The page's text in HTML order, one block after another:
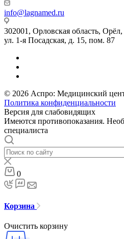
info@lagnamed.ru
302001, Орловская область, Орёл,
ул. 1-я Посадская, д. 15, пом. 87
© 2026 Аспро: Медицинский
Политика конфиденциальности
Версия для слабовидящих
Имеются противопоказания.
специалиста
0
Корзина
Очистить корзину